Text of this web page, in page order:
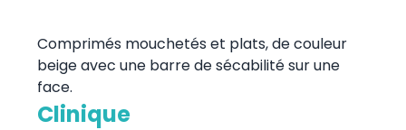
Comprimés mouchetés et plats, de couleur
beige avec une barre de sécabilité sur une
face.
Clinique